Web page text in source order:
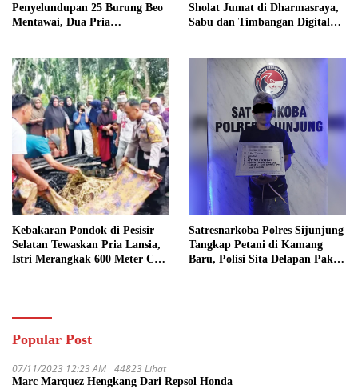
Penyelundupan 25 Burung Beo
Mentawai, Dua Pria
Sholat Jumat di Dharmasraya,
Sabu dan Timbangan Digital
Kebakaran Pondok di Pesisir
Selatan Tewaskan Pria Lansia,
Istri Merangkak 600 Meter Cari
Satresnarkoba Polres Sijunjung
Tangkap Petani di Kamang
Baru, Polisi Sita Delapan Paket
Popular Post
07/11/2023 12:23 AM 44823 Lihat
Marc Marquez Hengkang Dari Repsol Honda